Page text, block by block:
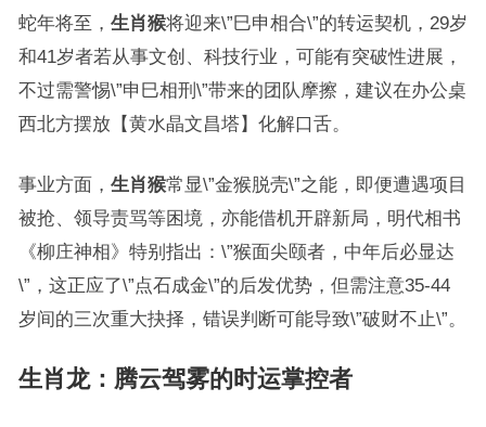
蛇年将至， 生肖猴将迎来\”巳申相合\”的转运契机，29岁
和41岁者若从事文创、科技行业，可能有突破性进展，
不过需警惕\”申巳相刑\”带来的团队摩擦，建议在办公桌
西北方摆放【黄水晶文昌塔】化解口舌。
事业方面， 生肖猴常显\”金猴脱壳\”之能，即便遭遇项目
被抢、领导责骂等困境，亦能借机开辟新局，明代相书
《柳庄神相》特别指出：\”猴面尖颐者，中年后必显达
\”，这正应了\”点石成金\”的后发优势，但需注意35-44
岁间的三次重大抉择，错误判断可能导致\”破财不止\”。
生肖龙：腾云驾雾的时运掌控者